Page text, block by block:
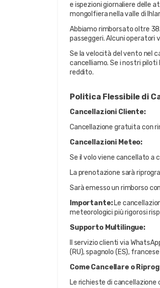
e ispezioni giornaliere delle
mongolfiera nella valle di
Abbiamo rimborsato oltre
passeggeri. Alcuni operatori
Se la velocità del vento nel
cancelliamo. Se i nostri
reddito.
Politica Flessibile di
Cancellazioni Cliente:
Cancellazione gratuita con
Cancellazioni Meteo:
Se il volo viene cancellato a
La prenotazione sarà
Sarà emesso un rimborso
Importante: Le
meteorologici più rigorosi
Supporto Multilingue:
Il servizio clienti via
(RU), spagnolo (ES),
Come Cancellare o
Le richieste di